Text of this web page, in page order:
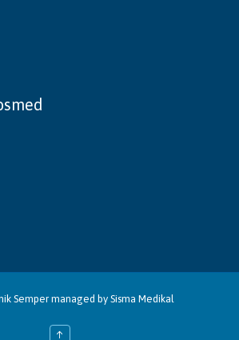
Sempermanaged by Sisma Medikal
↑